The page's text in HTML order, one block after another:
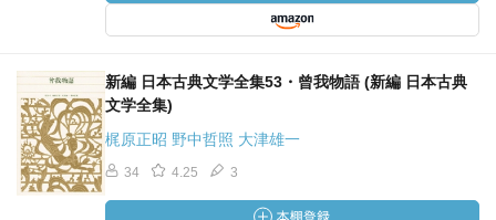
新編 日本古典文学全集53・曾我物語 (新編 日本古典
文学全集)
梶原正昭 野中哲照 大津雄一
34 4.25 3